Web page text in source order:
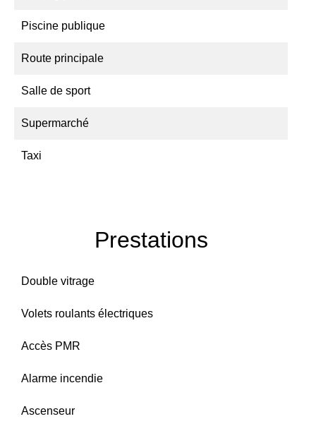
Piscine publique
Route principale
Salle de sport
Supermarché
Taxi
Prestations
Double vitrage
Volets roulants électriques
Accès PMR
Alarme incendie
Ascenseur